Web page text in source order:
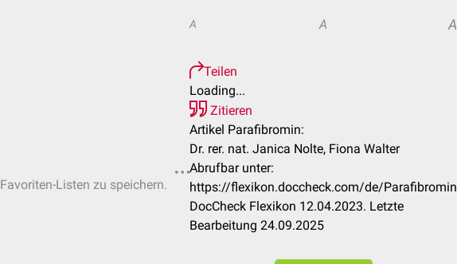
Listen zu speichern.
A A A
Teilen
Loading...
Zitieren
Artikel Parafibromin:
Dr. rer. nat. Janica Nolte, Fiona Walter
Abrufbar unter:
https://flexikon.doccheck.com/de/Parafibromin
DocCheck Flexikon 12.04.2023. Letzte
Bearbeitung 24.09.2025